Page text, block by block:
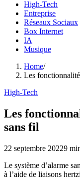
High-Tech
Entreprise
Réseaux Sociaux
Box Internet
IA
Musique
Home/
Les
High-Tech
Les
sans fil
22 septembre 20229
Le système d’alarme
à l’aide de liaisons